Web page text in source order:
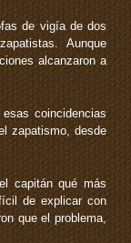
de vigía de dos
Aunque
alcanzaron a
coincidencias
zapatismo, desde
capitán qué más
de explicar con
que el problema,